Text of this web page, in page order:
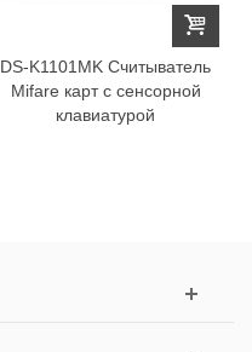
DS-K1101MK Считыватель
Mifare карт с сенсорной
клавиатурой